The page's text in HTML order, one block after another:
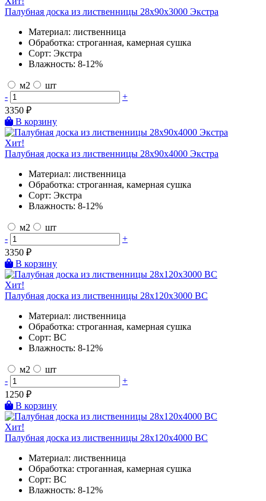
Палубная доска из лиственницы 28х90х3000 Экстра
Материал: лиственница
Обработка: строганная, камерная сушка
Сорт: Экстра
Влажность: 8-12%
м2
шт
-
+
3350 ₽
В корзину
Хит!
Палубная доска из лиственницы 28х90х4000 Экстра
Материал: лиственница
Обработка: строганная, камерная сушка
Сорт: Экстра
Влажность: 8-12%
м2
шт
-
+
3350 ₽
В корзину
Хит!
Палубная доска из лиственницы 28х120х3000 BC
Материал: лиственница
Обработка: строганная, камерная сушка
Сорт: BC
Влажность: 8-12%
м2
шт
-
+
1250 ₽
В корзину
Хит!
Палубная доска из лиственницы 28х120х4000 BC
Материал: лиственница
Обработка: строганная, камерная сушка
Сорт: BC
Влажность: 8-12%